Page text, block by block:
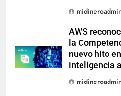
midineroadmin
AWS
la
nuevo hito
inteligencia
midineroadmin